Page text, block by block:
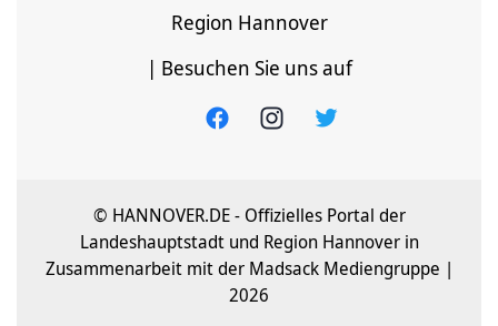
Region Hannover
| Besuchen Sie uns auf
© HANNOVER.DE - Offizielles Portal der
Landeshauptstadt und Region Hannover in
Zusammenarbeit mit der Madsack Mediengruppe |
2026